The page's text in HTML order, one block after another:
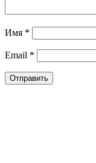
Имя *
Email *